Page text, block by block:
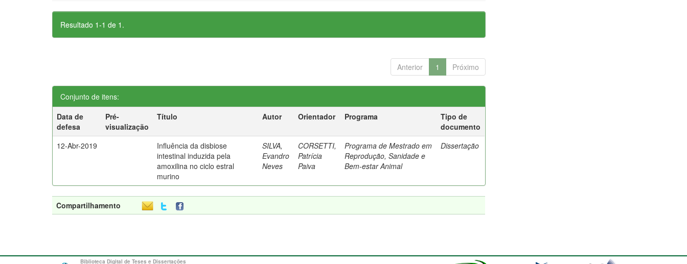
Resultado 1-1 de 1.
Anterior 1 Próximo
Conjunto de itens:
Data de
defesa
Pré-
visualização
Título Autor Orientador Programa
Tipo de
documento
12-Abr-2019
Influência da disbiose
intestinal induzida pela
amoxilina no ciclo estral
murino
SILVA,
Evandro
Neves
CORSETTI,
Patrícia
Paiva
Programa de Mestrado em
Reprodução, Sanidade e
Bem-estar Animal
Dissertação
Compartilhamento
Biblioteca Digital de Teses e Dissertações